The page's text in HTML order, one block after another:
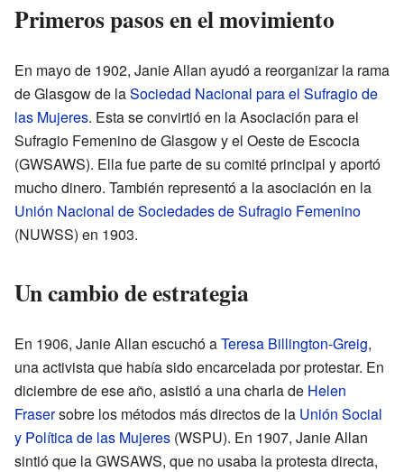
Primeros pasos en el movimiento
En mayo de 1902, Janie Allan ayudó a reorganizar la rama
de Glasgow de laSociedad Nacional para el Sufragio de
las Mujeres. Esta se convirtió en la Asociación para el
Sufragio Femenino de Glasgow y el Oeste de Escocia
(GWSAWS). Ella fue parte de su comité principal y aportó
mucho dinero. También representó a la asociación en la
Unión Nacional de Sociedades de Sufragio Femenino
(NUWSS) en 1903.
Un cambio de estrategia
En 1906, Janie Allan escuchó aTeresa Billington-Greig,
una activista que había sido encarcelada por protestar. En
diciembre de ese año, asistió a una charla de Helen
Frasersobre los métodos más directos de la Unión Social
y Política de las Mujeres (WSPU). En 1907, Janie Allan
sintió que la GWSAWS, que no usaba la protesta directa,